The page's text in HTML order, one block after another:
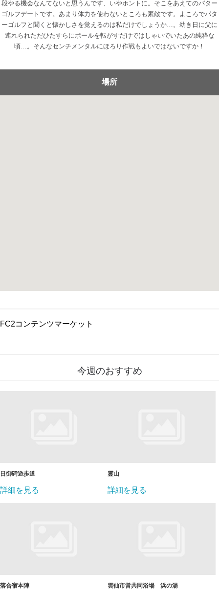
段やる機会なんてないと思うんです、いやホントに。そこをあえてのパター
ゴルフデートです。あまり体力を使わないところも素敵です。よころでパタ
ーゴルフと聞くと懐かしさを覚えるのは私だけでしょうか…。幼き日に父に
連れられただひたすらにボールを転がすだけではしゃいでいたあの純粋な
頃…。そんなセンチメンタルにほろり作戦もよいではないですか！
場所
FC2コンテンツマーケット
今週のおすすめ
日御碕遊歩道
詳細を見る
霊山
詳細を見る
落合宿本陣 雲仙市営共同浴場 浜の湯